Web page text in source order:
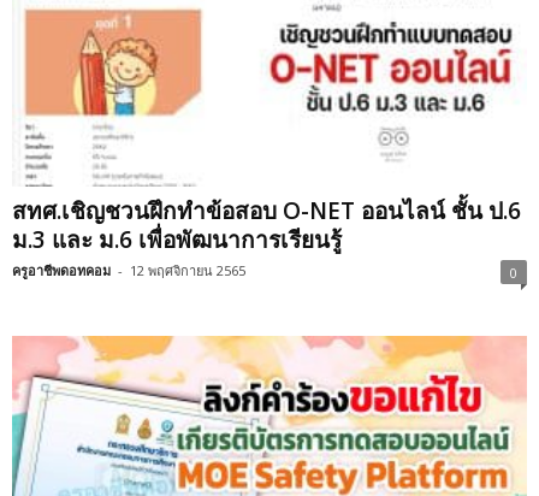
สทศ.เชิญชวนฝึกทำข้อสอบ O-NET ออนไลน์ ชั้น ป.6
ม.3 และ ม.6 เพื่อพัฒนาการเรียนรู้
ครูอาชีพดอทคอม - 12 พฤศจิกายน 2565 0